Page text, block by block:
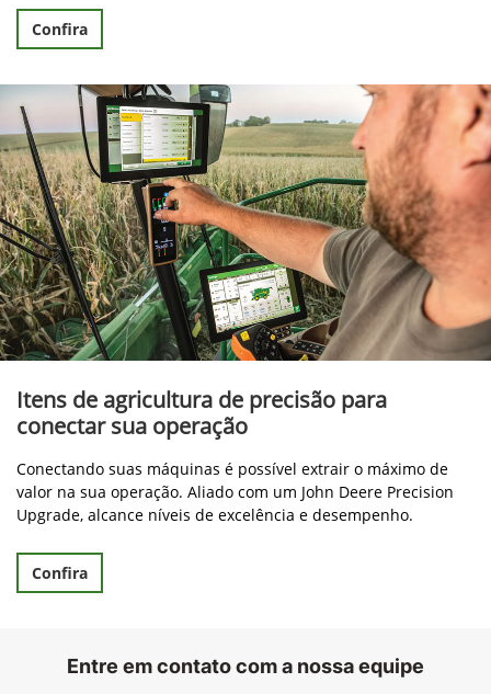
Confira
Itens de agricultura de precisão para
conectar sua operação
Conectando suas máquinas é possível extrair o máximo de
valor na sua operação. Aliado com um John Deere Precision
Upgrade, alcance níveis de excelência e desempenho.
Confira
Entre em contato com a nossa equipe